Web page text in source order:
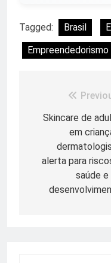
Tagged: Brasil
Empreendedorismo
Navegação
de
Post
Skincare de
em
alerta para
saúde e